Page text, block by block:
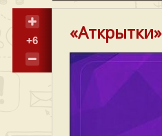
+6 «Аткрытки»